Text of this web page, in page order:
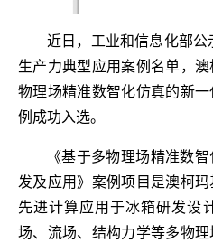
近日，工业和信息化部
生产力典型应用案例名单，
物理场精准数智化仿真的新
例成功入选。
《基于多物理场精准数
发及应用》案例项目是澳柯
先进计算应用于冰箱研发设
场、流场、结构力学等多物